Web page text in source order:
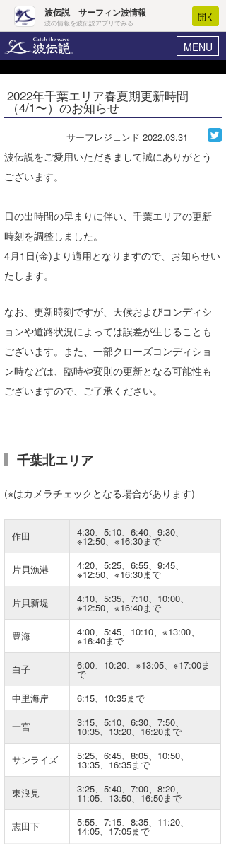
波伝説 サーフィン波情報
波の情報を波伝説アプリでみる
開く
MENU
ヘルプ マイホーム
ログイン
新規会員登録
波情報･概況
気象情報
ニュース
サーフィンエリアガイド
今月のプレゼント
2022年千葉エリア春夏期更新時間
（4/1〜）のお知らせ
サーフレジェンド 2022.03.31
波伝説をご愛用いただきまして誠にありがとう
ございます。
日の出時間の早まりに伴い、千葉エリアの更新
時刻を調整しました。
4月1日(金)より適用となりますので、お知らせい
たします。
なお、更新時刻ですが、天候およびコンディシ
ョンや道路状況によっては誤差が生じることも
ございます。また、一部クローズコンディショ
ン時などは、臨時や変則の更新となる可能性も
ございますので、ご了承ください。
千葉北エリア
(※はカメラチェックとなる場合があります)
作田 4:30、5:10、6:40、9:30、
※12:50、※16:30まで
片貝漁港 4:20、5:25、6:55、9:45、
※12:50、※16:30まで
片貝新堤 4:10、5:35、7:10、10:00、
※12:50、※16:40まで
豊海 4:00、5:45、10:10、※13:00、
※16:40まで
白子 6:00、10:20、※13:05、※17:00ま
で
中里海岸
6:15、10:35まで
一宮 3:15、5:10、6:30、7:50、
10:35、13:20、16:20まで
サンライズ 5:25、6:45、8:05、10:50、
13:35、16:35まで
東浪見 3:25、5:40、7:00、8:20、
11:05、13:50、16:50まで
志田下 5:55、7:15、8:35、11:20、
14:05、17:05まで
Core Surf Japan
ファッション/グッズ
アート＆エンタメ
コラム
トラベル
ショップ情報
湘南
千葉北
伊豆
沖縄
お知らせ
その他
ルール＆How to
サーファーズ
ライター/寄稿メディア
Core Surf Japan
Naoya Kimoto
mitsuteru Kamio
Yasunari Inoue
Yoshiyuki Obata
arukasvision
DELTA FORCE SURF
SURFMEDIA
Colors MAGAZINE
WAVAL
波伝説アンバサダー/プロライダー
福島寿実子
中浦“JET”章
嵯峨明日香
進士剛光
波伝説スタッフ
☆加藤
+☆maki☆+
Aichan
波伝説